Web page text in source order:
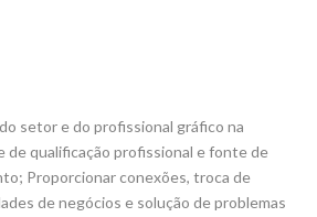
setor e do profissional gráfico na
de qualificação profissional e fonte de
Proporcionar conexões, troca de
de negócios e solução de problemas